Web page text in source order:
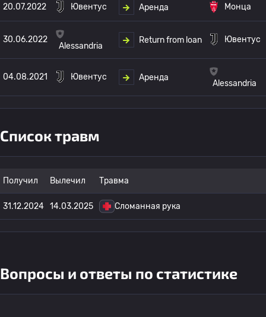
20.07.2022 Ювентус Аренда Монца
30.06.2022
Alessandria
Return from loan Ювентус
04.08.2021 Ювентус Аренда
Alessandria
Список травм
Получил Вылечил Травма
31.12.2024 14.03.2025 Сломанная рука
Вопросы и ответы по статистике